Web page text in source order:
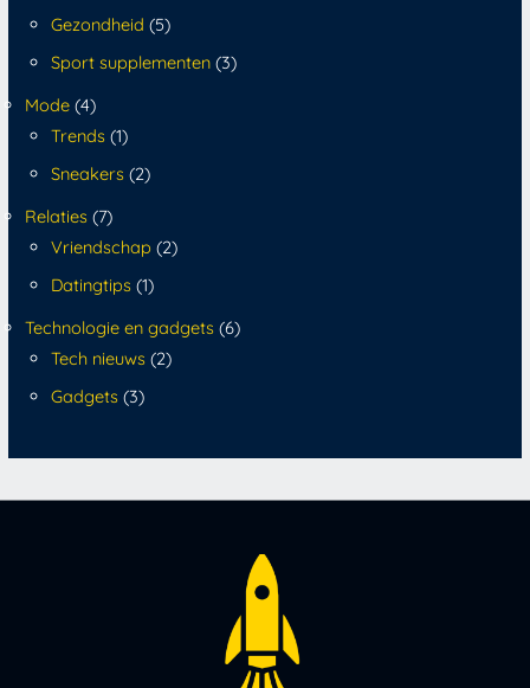
Gezondheid (5)
Sport supplementen(3)
Mode (4)
Trends(1)
Sneakers(2)
Relaties (7)
Vriendschap (2)
Datingtips(1)
Technologie en gadgets (6)
Tech nieuws(2)
Gadgets(3)